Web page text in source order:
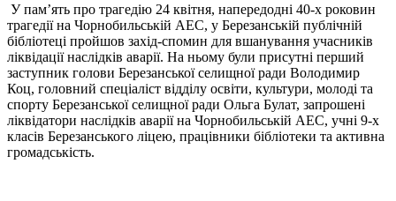
У пам’ять про трагедію 24 квітня, напередодні 40-х роковин
трагедії на Чорнобильській АЕС, у Березанській публічній
бібліотеці пройшов захід-спомин для вшанування учасників
ліквідації наслідків аварії. На ньому були присутні перший
заступник голови Березанської селищної ради Володимир
Коц, головний спеціаліст відділу освіти, культури, молоді та
спорту Березанської селищної ради Ольга Булат, запрошені
ліквідатори наслідків аварії на Чорнобильській АЕС, учні 9-х
класів Березанського ліцею, працівники бібліотеки та активна
громадськість.